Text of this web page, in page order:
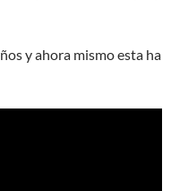
y ahora mismo esta ha